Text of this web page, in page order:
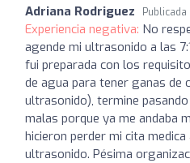
Adriana Rodriguez Publicada
Experiencia negativa: No
agende mi ultrasonido a las
fui preparada con los
de agua para tener ganas de
ultrasonido), termine
malas porque ya me andaba
hicieron perder mi cita
ultrasonido. Pésima